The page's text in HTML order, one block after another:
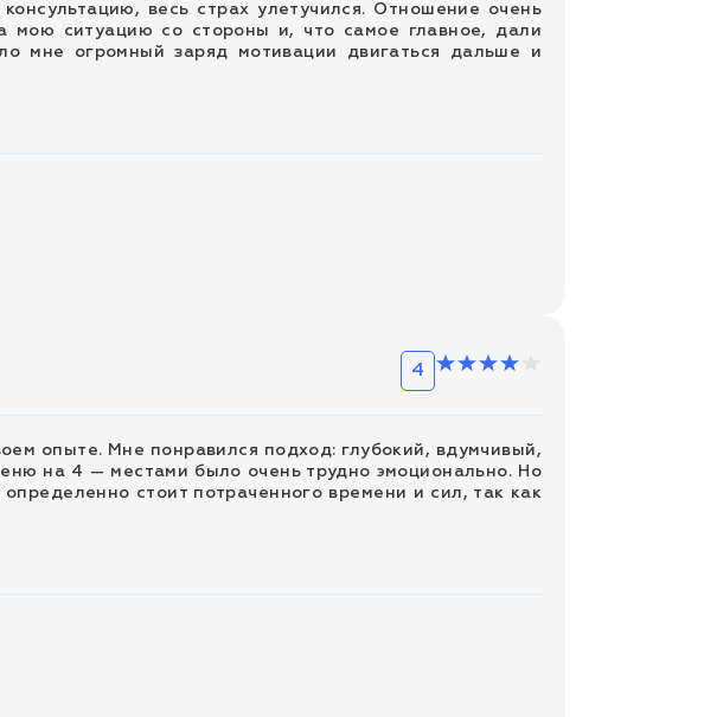
весь страх улетучился. Отношение очень
мою ситуацию со стороны и, что самое главное, дали
мне огромный заряд мотивации двигаться дальше и
4
опыте. Мне понравился подход: глубокий, вдумчивый,
на 4 — местами было очень трудно эмоционально. Но
стоит потраченного времени и сил, так как